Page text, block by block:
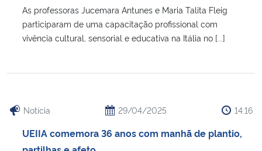
As professoras Jucemara Antunes e Maria Talita Fleig
participaram de uma capacitação profissional com
vivência cultural, sensorial e educativa na Itália no [...]
Notícia 29/04/2025 14:16
UEIIA comemora 36 anos com manhã de plantio,